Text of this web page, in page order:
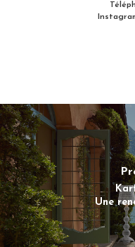
Une